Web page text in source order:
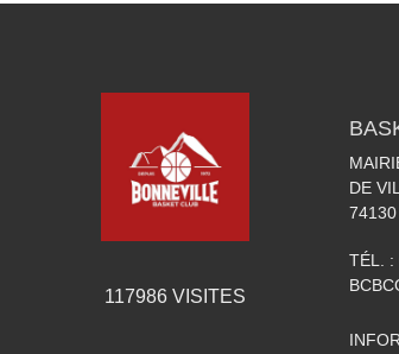
117986VISITES
DE
74130
TÉL. :